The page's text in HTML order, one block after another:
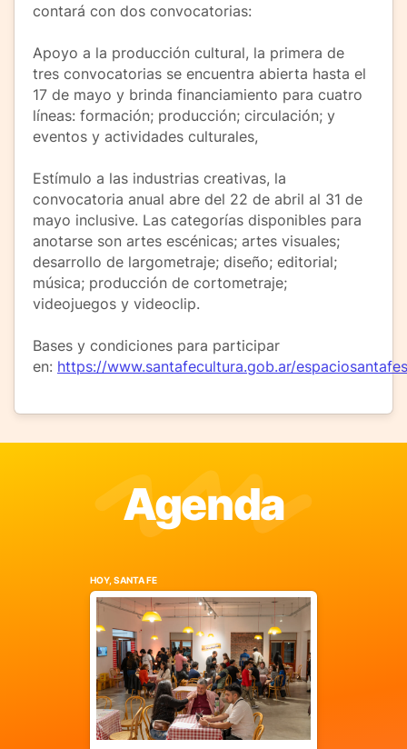
contará con dos convocatorias:
Apoyo a la producción cultural, la primera de
tres convocatorias se encuentra abierta hasta el
17 de mayo y brinda financiamiento para cuatro
líneas: formación; producción; circulación; y
eventos y actividades culturales,
Estímulo a las industrias creativas, la
convocatoria anual abre del 22 de abril al 31 de
mayo inclusive. Las categorías disponibles para
anotarse son artes escénicas; artes visuales;
desarrollo de largometraje; diseño; editorial;
música; producción de cortometraje;
videojuegos y videoclip.
Bases y condiciones para participar
en: https://www.santafecultura.gob.ar/
Agenda
HOY, SANTA FE